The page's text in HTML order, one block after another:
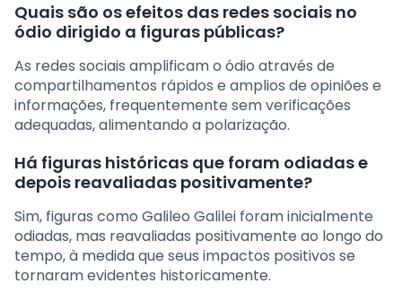
Quais são os efeitos das redes sociais no
ódio dirigido a figuras públicas?
As redes sociais amplificam o ódio através de
compartilhamentos rápidos e amplios de opiniões e
informações, frequentemente sem verificações
adequadas, alimentando a polarização.
Há figuras históricas que foram odiadas e
depois reavaliadas positivamente?
Sim, figuras como Galileo Galilei foram inicialmente
odiadas, mas reavaliadas positivamente ao longo do
tempo, à medida que seus impactos positivos se
tornaram evidentes historicamente.